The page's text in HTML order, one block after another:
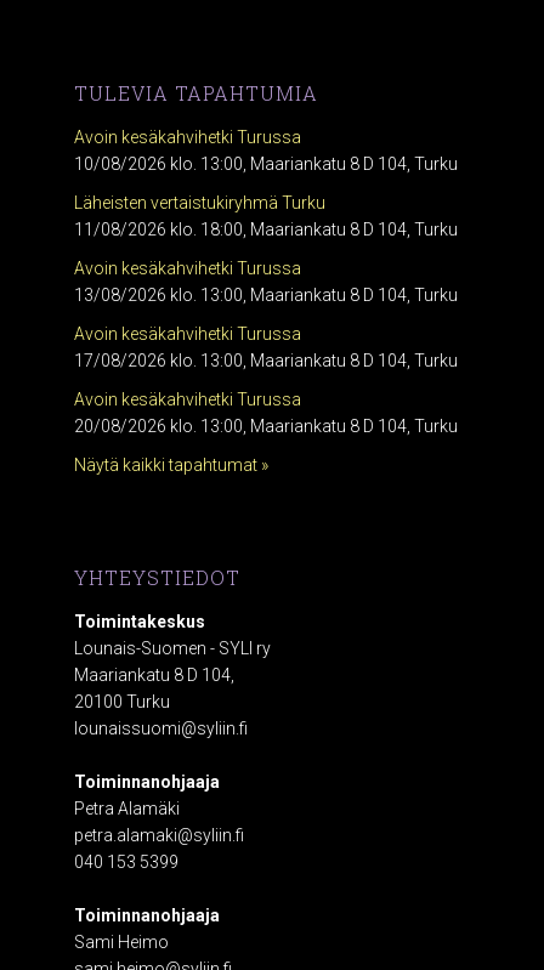
TULEVIA TAPAHTUMIA
Avoin kesäkahvihetki Turussa
10/08/2026 klo. 13:00, Maariankatu 8 D 104, Turku
Läheisten vertaistukiryhmä Turku
11/08/2026 klo. 18:00, Maariankatu 8 D 104, Turku
Avoin kesäkahvihetki Turussa
13/08/2026 klo. 13:00, Maariankatu 8 D 104, Turku
Avoin kesäkahvihetki Turussa
17/08/2026 klo. 13:00, Maariankatu 8 D 104, Turku
Avoin kesäkahvihetki Turussa
20/08/2026 klo. 13:00, Maariankatu 8 D 104, Turku
Näytä kaikki tapahtumat »
YHTEYSTIEDOT
Toimintakeskus
Lounais-Suomen - SYLI ry
Maariankatu 8 D 104,
20100 Turku
lounaissuomi@syliin.fi
Toiminnanohjaaja
Petra Alamäki
petra.alamaki@syliin.fi
040 153 5399
Toiminnanohjaaja
Sami Heimo